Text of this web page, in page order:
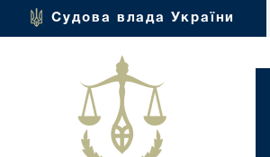
Судова влада України